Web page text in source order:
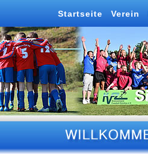
Startseite Verein